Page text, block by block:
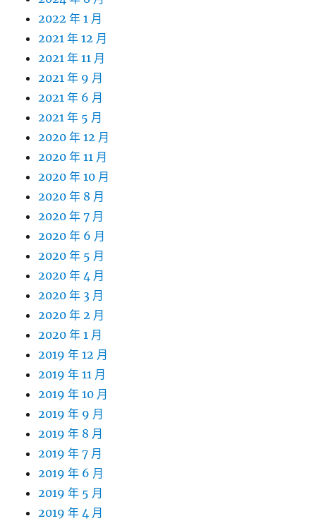
2022 年 1 月
2021 年 12 月
2021 年 11 月
2021 年 9 月
2021 年 6 月
2021 年 5 月
2020 年 12 月
2020 年 11 月
2020 年 10 月
2020 年 8 月
2020 年 7 月
2020 年 6 月
2020 年 5 月
2020 年 4 月
2020 年 3 月
2020 年 2 月
2020 年 1 月
2019 年 12 月
2019 年 11 月
2019 年 10 月
2019 年 9 月
2019 年 8 月
2019 年 7 月
2019 年 6 月
2019 年 5 月
2019 年 4 月